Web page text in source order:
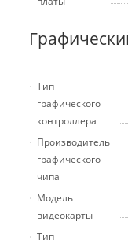
Тип
графического
контроллера
Производитель
графического
чипа
Модель
видеокарты
Тип